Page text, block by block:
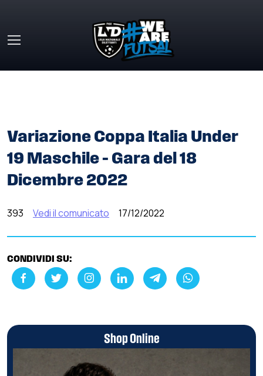
Variazione Coppa Italia Under
19 Maschile – Gara del 18
Dicembre 2022
393 Vedi il comunicato 17/12/2022
CONDIVIDI SU:
Shop Online